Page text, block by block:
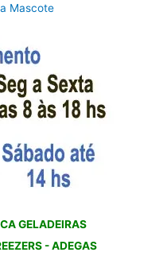
Mascote
GELADEIRAS
- ADEGAS